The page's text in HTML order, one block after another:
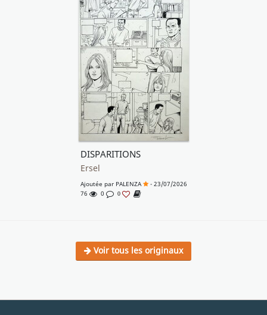
DISPARITIONS
Ersel
Ajoutée par PALENZA
- 23/07/2026
76
0 0
Voir tous les originaux